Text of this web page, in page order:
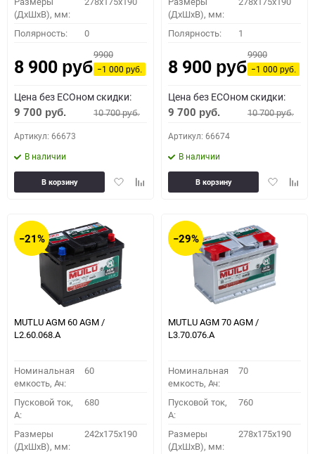
(ДхШхВ), мм:
Полярность: 0
8 900 руб.
9900
−1 000руб.
Цена без ECOном скидки:
9 700 руб. 10 700руб.
Артикул: 66673
В наличии
ДобавитьДобавить
В корзину
(ДхШхВ), мм:
Полярность: 1
8 900 руб.
9900
−1 000руб.
Цена без ECOном скидки:
9 700 руб. 10 700руб.
Артикул: 66674
В наличии
Добавить
В корзину
−21%
MUTLU AGM 60 AGM /
L2.60.068.A
Номинальная
емкость, Ач:
60
Пусковой ток,
A:
680
Размеры
(ДхШхВ), мм:
242x175x190
−29%
MUTLU AGM 70 AGM /
L3.70.076.A
Номинальная
емкость, Ач:
70
Пусковой ток,
A:
760
Размеры
(ДхШхВ), мм:
278x175x190